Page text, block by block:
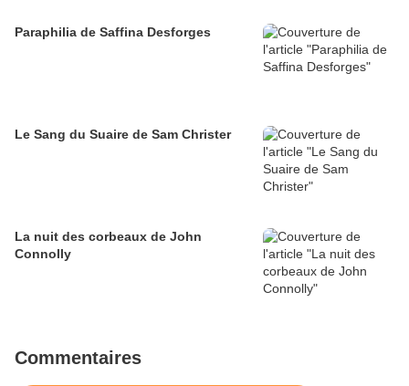
Paraphilia de Saffina Desforges
Le Sang du Suaire de Sam Christer
La nuit des corbeaux de John
Connolly
Commentaires